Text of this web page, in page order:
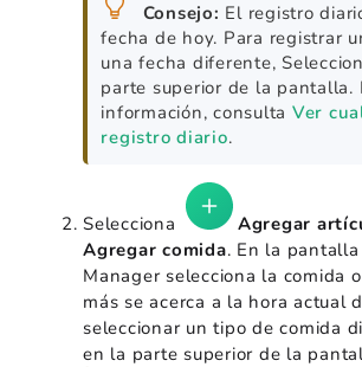
Consejo: El registro
fecha de hoy. Para registrar
una fecha diferente,
parte superior de la pantalla.
información, consulta Ver
registro diario.
Selecciona Agregar
Agregar comida. En la
Manager selecciona la comida
más se acerca a la hora actual
seleccionar un tipo de comida
en la parte superior de la